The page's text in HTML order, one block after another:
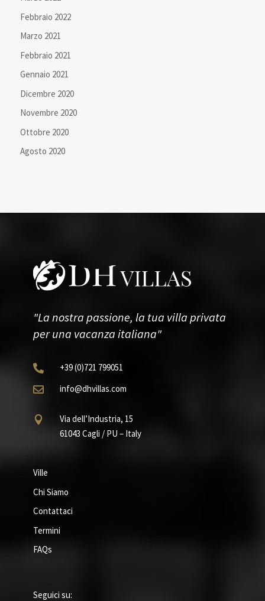
Febbraio 2022
Marzo 2021
Febbraio 2021
Gennaio 2021
Dicembre 2020
Novembre 2020
Ottobre 2020
Agosto 2020
"La nostra passione, la tua villa privata
per una vacanza italiana"
 +39(0)721 799051
 info@dhvillas.com

Via dell’Industria, 15
61043 Cagli / PU – Italy
Ville
Chi Siamo
Contattaci
Termini
FAQs
Seguici su: